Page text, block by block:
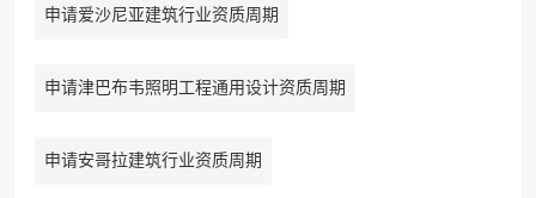
申请爱沙尼亚建筑行业资质周期
申请津巴布韦照明工程通用设计资质周期
申请安哥拉建筑行业资质周期